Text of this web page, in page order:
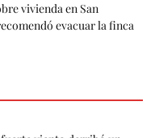
vivienda en San
evacuar la finca